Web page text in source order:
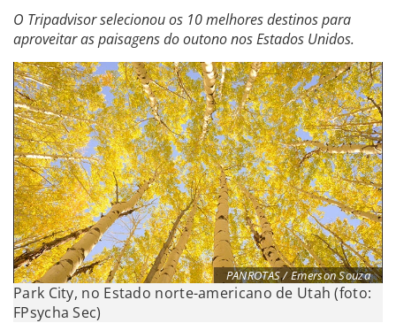
O Tripadvisor selecionou os 10 melhores destinos para
aproveitar as paisagens do outono nos Estados Unidos.
PANROTAS / Emerson Souza
Park City, no Estado norte-americano de Utah (foto:
FPsycha Sec)